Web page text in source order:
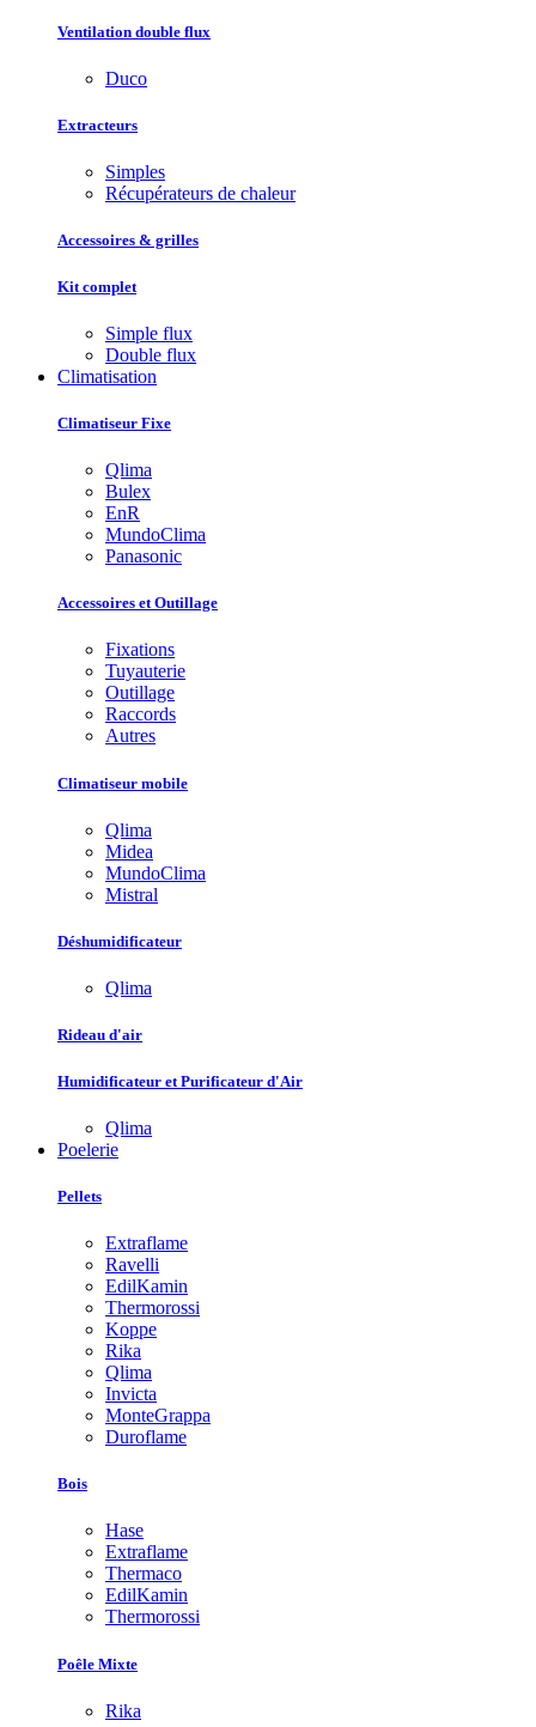
Ventilation double flux
Duco
Extracteurs
Simples
Récupérateurs de chaleur
Accessoires & grilles
Kit complet
Simple flux
Double flux
Climatisation
Climatiseur Fixe
Qlima
Bulex
EnR
MundoClima
Panasonic
Accessoires et Outillage
Fixations
Tuyauterie
Outillage
Raccords
Autres
Climatiseur mobile
Qlima
Midea
MundoClima
Mistral
Déshumidificateur
Qlima
Rideau d'air
Humidificateur et Purificateur d'Air
Qlima
Poelerie
Pellets
Extraflame
Ravelli
EdilKamin
Thermorossi
Koppe
Rika
Qlima
Invicta
MonteGrappa
Duroflame
Bois
Hase
Extraflame
Thermaco
EdilKamin
Thermorossi
Poêle Mixte
Rika